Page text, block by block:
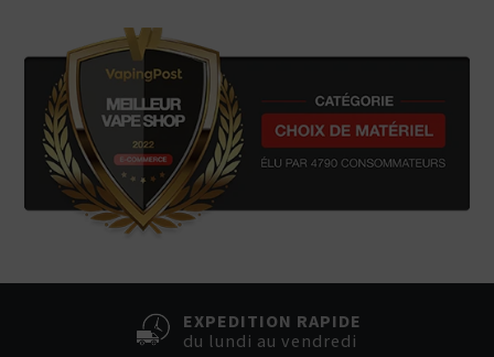
EXPEDITION RAPIDE
du lundi au vendredi